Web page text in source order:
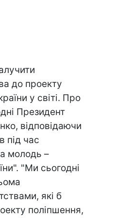
до проекту
у світі. Про
Президент
відповідаючи
під час
молодь –
"Ми сьогодні
які б
поліпшення,